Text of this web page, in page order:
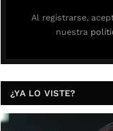
Al registrarse,
nuestra
¿YA LO VISTE?